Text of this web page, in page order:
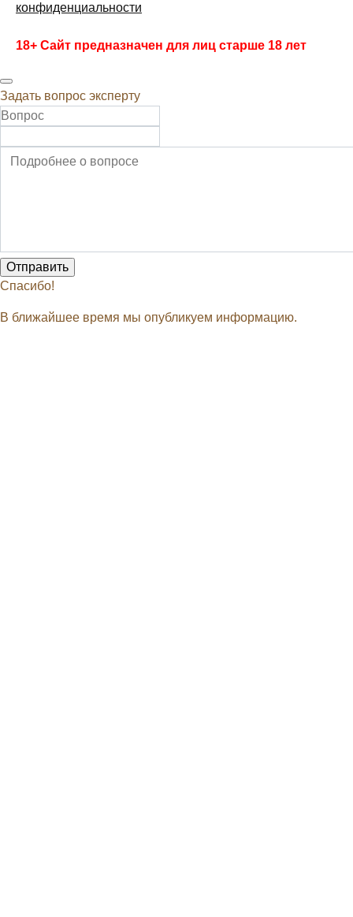
конфиденциальности
18+ Сайт предназначен для лиц старше 18 лет
Задать вопрос эксперту
Спасибо!
В ближайшее время мы опубликуем информацию.